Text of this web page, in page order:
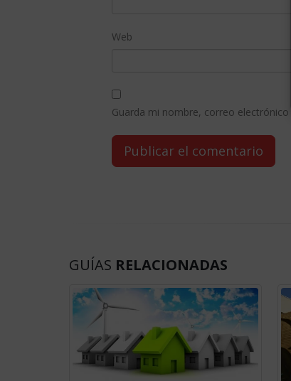
Web
Guarda mi nombre, correo
GUÍAS RELACIONADAS